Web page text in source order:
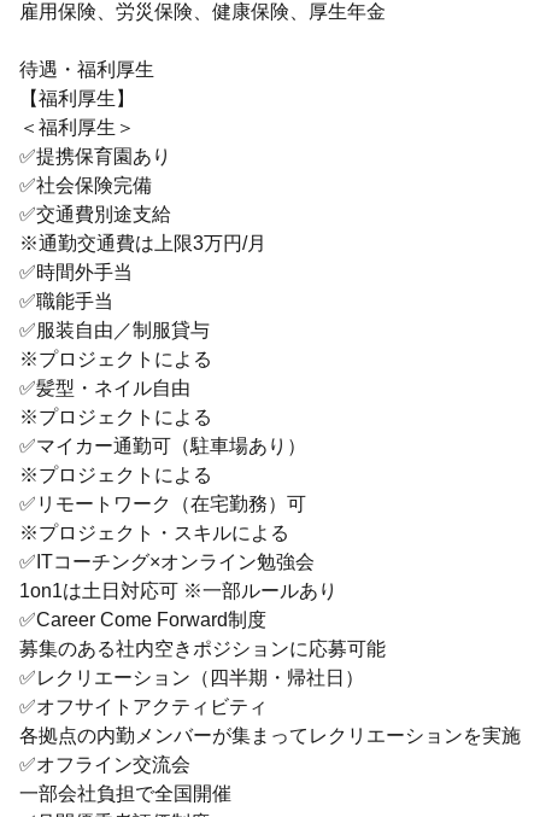
雇用保険、労災保険、健康保険、厚生年金
待遇・福利厚生
【福利厚生】
＜福利厚生＞
✅️提携保育園あり
✅️社会保険完備
✅️交通費別途支給
※通勤交通費は上限3万円/月
✅️時間外手当
✅️職能手当
✅️服装自由／制服貸与
※プロジェクトによる
✅️髪型・ネイル自由
※プロジェクトによる
✅️マイカー通勤可（駐車場あり）
※プロジェクトによる
✅️リモートワーク（在宅勤務）可
※プロジェクト・スキルによる
✅️ITコーチング×オンライン勉強会
1on1は土日対応可 ※一部ルールあり
✅️Career Come Forward制度
募集のある社内空きポジションに応募可能
✅️レクリエーション（四半期・帰社日）
✅️オフサイトアクティビティ
各拠点の内勤メンバーが集まってレクリエーションを実施
✅️オフライン交流会
一部会社負担で全国開催